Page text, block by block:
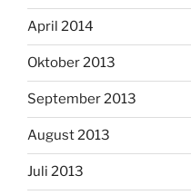
April 2014
Oktober 2013
September 2013
August 2013
Juli 2013